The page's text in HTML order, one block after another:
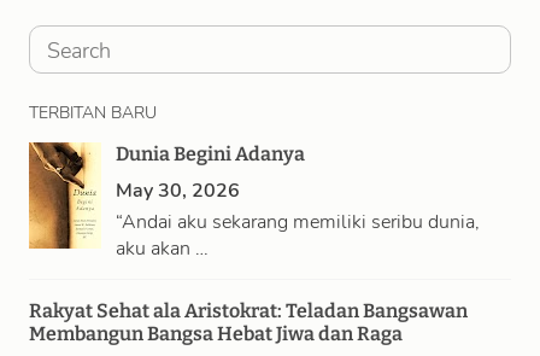
S
a
r
c
h
TERBITAN BARU
Dunia Begini Adanya
May 30, 2026
“Andai aku sekarang memiliki seribu dunia,
aku akan …
Rakyat Sehat ala Aristokrat: Teladan Bangsawan
Membangun Bangsa Hebat Jiwa dan Raga